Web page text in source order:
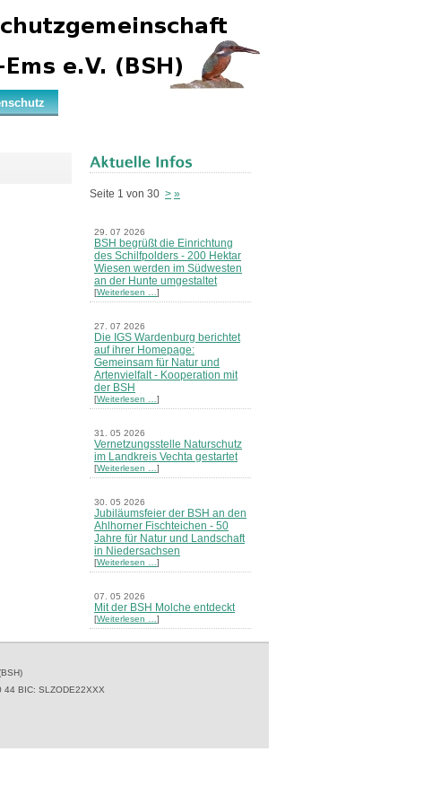
Seite 1 von 30 > »
29. 07 2026
BSH begrüßt die Einrichtung
des Schilfpolders - 200 Hektar
Wiesen werden im Südwesten
an der Hunte umgestaltet
[Weiterlesen … ]
27. 07 2026
Die IGS Wardenburg berichtet
auf ihrer Homepage:
Gemeinsam für Natur und
Artenvielfalt - Kooperation mit
der BSH
[Weiterlesen … ]
31. 05 2026
Vernetzungsstelle Naturschutz
im Landkreis Vechta gestartet
[Weiterlesen … ]
30. 05 2026
Jubiläumsfeier der BSH an den
Ahlhorner Fischteichen - 50
Jahre für Natur und Landschaft
in Niedersachsen
[Weiterlesen … ]
07. 05 2026
Mit der BSH Molche entdeckt
[Weiterlesen … ]
[Weiterlesen …
44 BIC: SLZODE22XXX